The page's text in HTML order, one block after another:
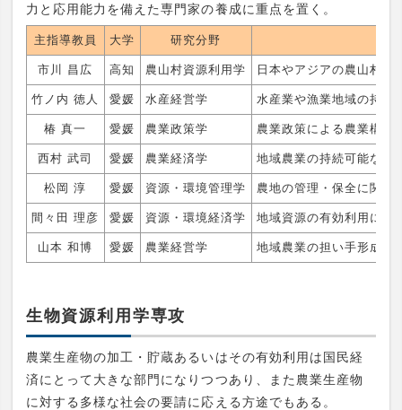
力と応用能力を備えた専門家の養成に重点を置く。
主指導教員 大学 研究分野
市川 昌広 高知 農山村資源利用学 日本やアジアの農山村の
竹ノ内 徳人 愛媛 水産経営学 水産業や漁業地域の持
椿 真一 愛媛 農業政策学 農業政策による農業構造
西村 武司 愛媛 農業経済学 地域農業の持続可能な発
松岡 淳 愛媛 資源・環境管理学 農地の管理・保全に関す
間々田 理彦 愛媛 資源・環境経済学 地域資源の有効利用に関
山本 和博 愛媛 農業経営学 地域農業の担い手形成に
生物資源利用学専攻
農業生産物の加工・貯蔵あるいはその有効利用は国民経
済にとって大きな部門になりつつあり、また農業生産物
に対する多様な社会の要請に応える方途でもある。